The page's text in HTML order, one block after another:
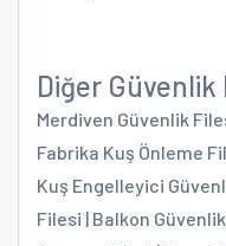
Diğer
Merdiven Güvenlik
Fabrika Kuş Önleme
Kuş Engelleyici
Filesi | Balkon